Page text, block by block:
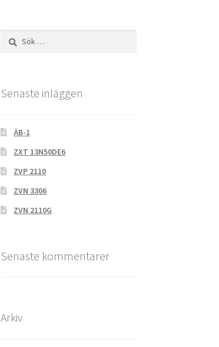
Sök
efter:
Senaste inläggen
ÄB-1
ZXT 13N50DE6
ZVP 2110
ZVN 3306
ZVN 2110G
Senaste kommentarer
Arkiv